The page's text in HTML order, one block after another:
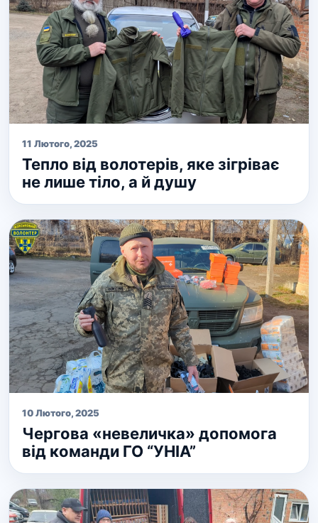
11 Лютого, 2025
Тепло від волотерів, яке зігріває
не лише тіло, а й душу
10 Лютого, 2025
Чергова «невеличка» допомога
від команди ГО “УНІА”